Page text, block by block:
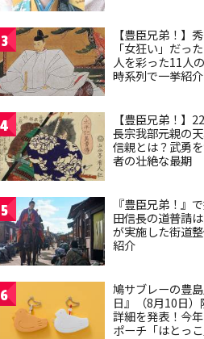
3
【豊臣兄弟！】
「女狂い」だっ
人を彩った11人
時系列で一挙紹介
4
【豊臣兄弟！】
長宗我部元親の
信親とは？武勇
者の壮絶な最期
5
『豊臣兄弟！』
田信長の道普請
が実施した街道
紹介
6
鳩サブレーの豊
日』（8月10日
詳細を発表！今
ポーチ「はとっこ